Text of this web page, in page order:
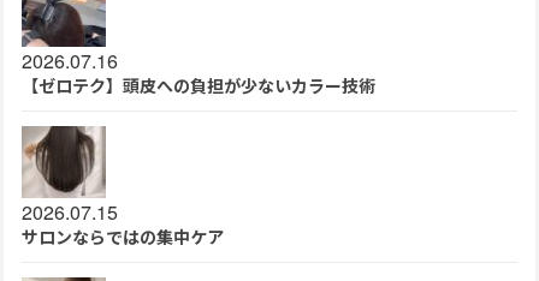
2026.07.16
【ゼロテク】頭皮への負担が少ないカラー技術
2026.07.15
サロンならではの集中ケア